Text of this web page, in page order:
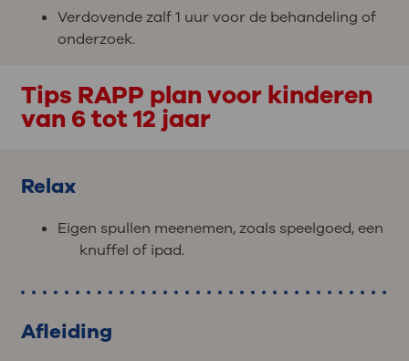
Verdovende zalf 1 uur voor de behandeling of
onderzoek.
Tips RAPP plan voor kinderen
van 6 tot 12 jaar
Relax
Eigen spullen meenemen, zoals speelgoed, een
knuffel of ipad.
Afleiding